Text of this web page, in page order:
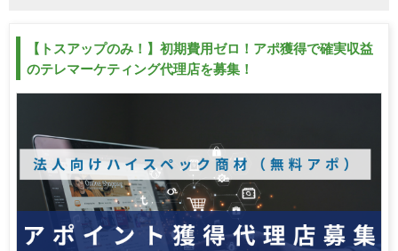
【トスアップのみ！】初期費用ゼロ！アポ獲得で確実収益
のテレマーケティング代理店を募集！